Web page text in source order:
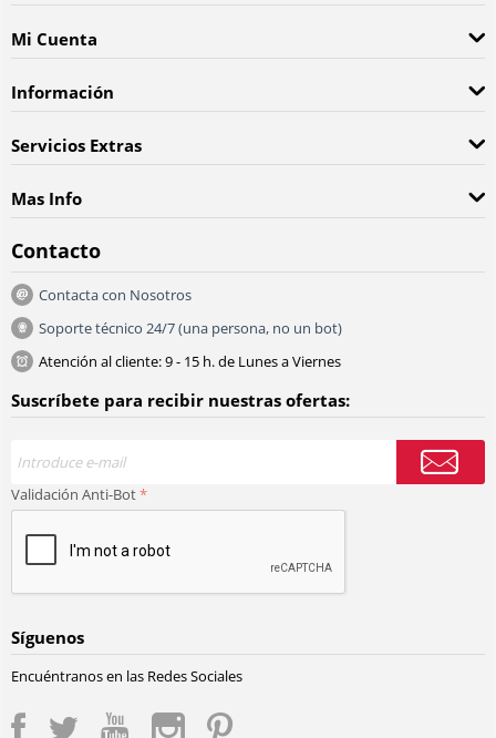
Mi Cuenta
Información
Servicios Extras
Mas Info
Contacto
Contacta con Nosotros
Soporte técnico 24/7 (una persona, no un bot)
Atención al cliente: 9 - 15 h. de Lunes a Viernes
Suscríbete para recibir nuestras ofertas:
Validación Anti-Bot
Síguenos
Encuéntranos en las Redes Sociales